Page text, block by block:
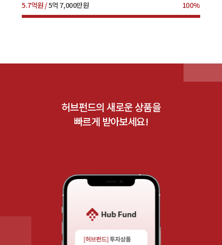
5.7억원 /5억 7,000만원 100%
허브펀드의 새로운 상품을
빠르게 받아보세요!